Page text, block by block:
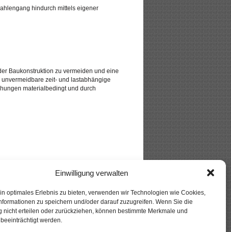
Einwilligung verwalten
optimales Erlebnis zu bieten, verwenden wir Technologien wie Cookies,
zu speichern und/oder darauf zuzugreifen. Wenn Sie die
nicht erteilen oder zurückziehen, können bestimmte Merkmale und
werden.
hindurch mittels eigener
Baukonstruktion zu vermeiden und eine
zeit- und lastabhängige
materialbedingt und durch
Radartechnik basiert.
werden.
in Stahlbetonbauteilen mit